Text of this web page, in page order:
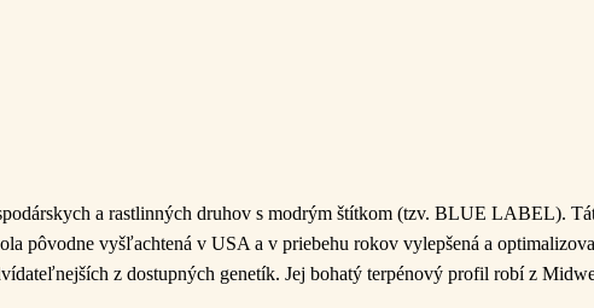
a rastlinných druhov s modrým štítkom (tzv. BLUE LABEL).
pôvodne vyšľachtená v USA a v priebehu rokov vylepšená a
z dostupných genetík. Jej bohatý terpénový profil robí z